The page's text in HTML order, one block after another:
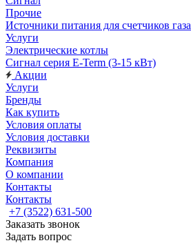
Прочие
Источники питания для счетчиков газа
Услуги
Электрические котлы
Сигнал серия E-Term (3-15 кВт)
Акции
Услуги
Бренды
Как купить
Условия оплаты
Условия доставки
Реквизиты
Компания
О компании
Контакты
Контакты
+7 (3522) 631-500
Заказать звонок
Задать вопрос